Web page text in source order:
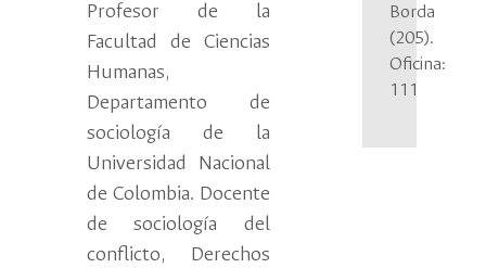
Profesor de la
Facultad de Ciencias
Humanas,
Departamento de
sociología de la
Universidad Nacional
de Colombia. Docente
de sociología del
conflicto, Derechos
Borda
(205).
Oficina:
111